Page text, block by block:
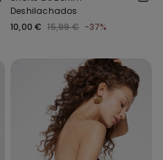
Deshilachados
10,00 € 15,99 € -37%